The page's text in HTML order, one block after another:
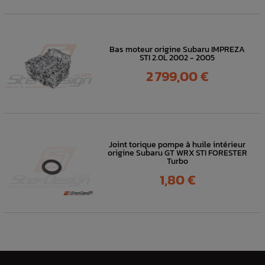
Bas moteur origine Subaru IMPREZA
STI 2.0L 2002 - 2005
Prix
2 799,00 €
Joint torique pompe à huile intérieur
origine Subaru GT WRX STI FORESTER
Turbo
Prix
1,80 €